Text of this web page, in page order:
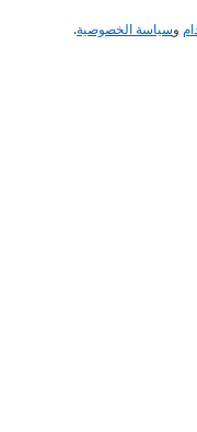
وسياسة الخصوصية.